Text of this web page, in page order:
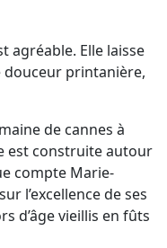
agréable. Elle laisse
douceur printanière,
de cannes à
est construite autour
compte Marie-
l’excellence de ses
d’âge vieillis en fûts